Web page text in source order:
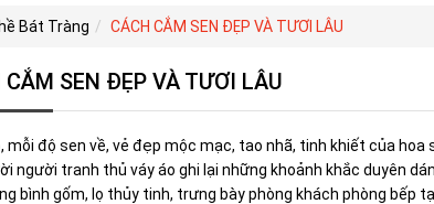
Bát Tràng CÁCH CẮM SEN ĐẸP VÀ TƯƠI LÂU
CẮM SEN ĐẸP VÀ TƯƠI LÂU
mỗi độ sen về, vẻ đẹp mộc mạc, tao nhã, tinh khiết của hoa
người tranh thủ váy áo ghi lại những khoảnh khắc duyên
bình gốm, lọ thủy tinh, trưng bày phòng khách phòng bếp